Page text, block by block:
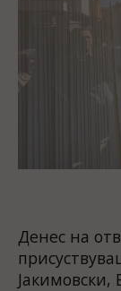
Денес на